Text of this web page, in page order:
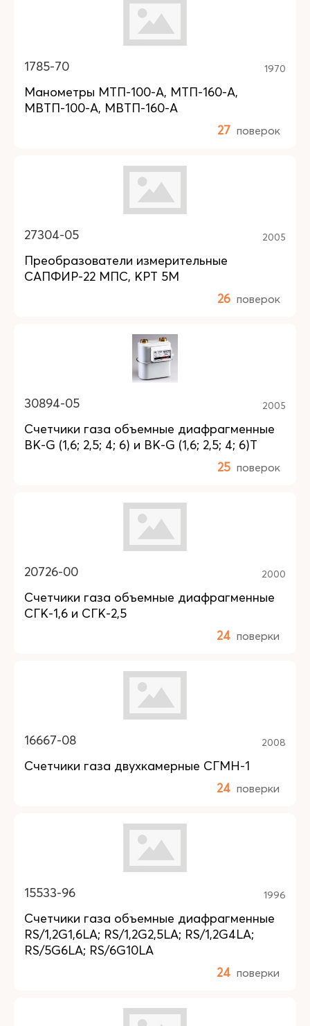
1785-70 1970
Манометры МТП-100-А, МТП-160-А,
МВТП-100-А, МВТП-160-А
27 поверок
27304-05 2005
Преобразователи измерительные
САПФИР-22 МПС, КРТ 5М
26 поверок
30894-05 2005
Счетчики газа объемные диафрагменные
BK-G (1,6; 2,5; 4; 6) и BK-G (1,6; 2,5; 4; 6)T
25 поверок
20726-00 2000
Счетчики газа объемные диафрагменные
СГК-1,6 и СГК-2,5
24 поверки
16667-08 2008
Счетчики газа двухкамерные СГМН-1
24 поверки
15533-96 1996
Счетчики газа объемные диафрагменные
RS/1,2G1,6LA; RS/1,2G2,5LA; RS/1,2G4LA;
RS/5G6LA; RS/6G10LA
24 поверки